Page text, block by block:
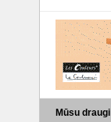
Mūsu draugi